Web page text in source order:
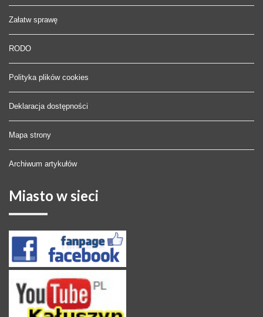
Załatw sprawę
RODO
Polityka plików cookies
Deklaracja dostępności
Mapa strony
Archiwum artykułów
Miasto w sieci